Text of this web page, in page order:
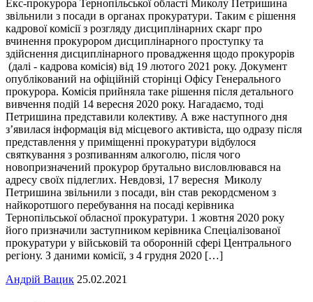
Екс-прокурора Тернопільської області Миколу Петришина
звільнили з посади в органах прокуратури. Таким є рішення
кадрової комісії з розгляду дисциплінарних скарг про
вчинення прокурором дисциплінарного проступку та
здійснення дисциплінарного провадження щодо прокурорів
(далі - кадрова комісія) від 19 лютого 2021 року. Документ
опублікований на офіційній сторінці Офісу Генерального
прокурора. Комісія прийняла таке рішення після детального
вивчення подій 14 вересня 2020 року. Нагадаємо, тоді
Петришина представили колективу. А вже наступного дня
з’явилася інформація від місцевого активіста, що одразу після
представлення у приміщенні прокуратури відбулося
святкування з розпиванням алкоголю, після чого
новопризначений прокурор брутально висловлювався на
адресу своїх підлеглих. Невдовзі, 17 вересня Миколу
Петришина звільнили з посади, він став рекордсменом з
найкоротшого перебування на посаді керівника
Тернопільської обласної прокуратури. 1 жовтня 2020 року
його призначили заступником керівника Спеціалізованої
прокуратури у військовій та оборонній сфері Центрального
регіону. З даними комісії, з 4 грудня 2020 […]
Андрій Вацик 25.02.2021